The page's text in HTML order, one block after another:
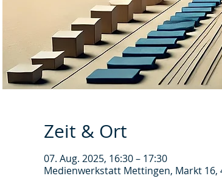
Zeit & Ort
07. Aug. 2025, 16:30 – 17:30
Medienwerkstatt Mettingen, Markt